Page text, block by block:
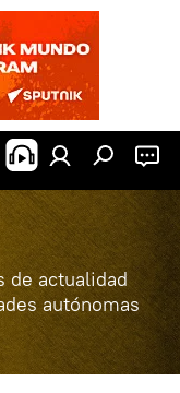
de actualidad
autónomas